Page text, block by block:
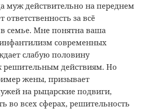
муж действительно на переднем
ответственность за всё
семье. Мне понятна ваша
современных
слабую половину
решительным действиям. Но
жены, призывает
на рыцарские подвиги,
во всех сферах, решительность